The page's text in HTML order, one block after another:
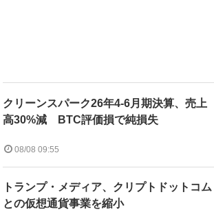
クリーンスパーク26年4-6月期決算、売上
高30%減 BTC評価損で純損失
08/08 09:55
トランプ・メディア、クリプトドットコム
との仮想通貨事業を縮小